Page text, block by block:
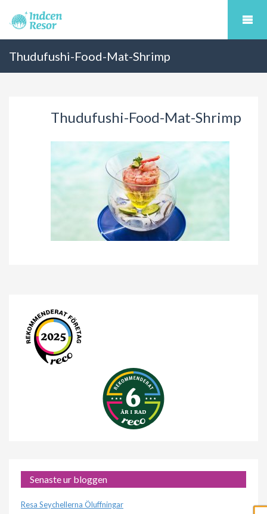
Thudufushi-Food-Mat-Shrimp
Thudufushi-Food-Mat-Shrimp
Senaste ur bloggen
Resa Seychellerna Öluffningar